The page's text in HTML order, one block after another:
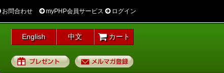
お問合わせ myPHP会員サービス ログイン
English 中文 カート
プレゼント